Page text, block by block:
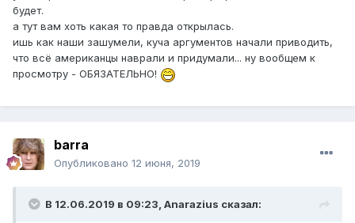
будет.
а тут вам хоть какая то правда открылась.
ишь как наши зашумели, куча аргументов начали приводить,
что всё американцы наврали и придумали... ну вообщем к
просмотру - ОБЯЗАТЕЛЬНО!
barra
Опубликовано 12 июня, 2019
В 12.06.2019 в 09:23, Anarazius сказал: